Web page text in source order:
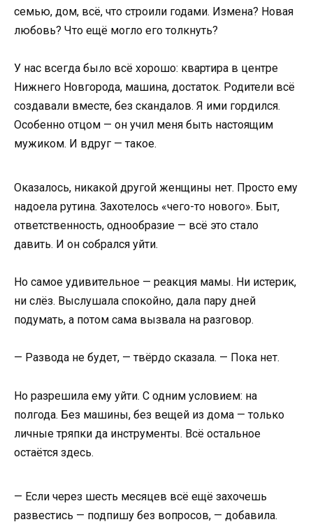
семью, дом, всё, что строили годами. Измена? Новая
любовь? Что ещё могло его толкнуть?
У нас всегда было всё хорошо: квартира в центре
Нижнего Новгорода, машина, достаток. Родители всё
создавали вместе, без скандалов. Я ими гордился.
Особенно отцом — он учил меня быть настоящим
мужиком. И вдруг — такое.
Оказалось, никакой другой женщины нет. Просто ему
надоела рутина. Захотелось «чего-то нового». Быт,
ответственность, однообразие — всё это стало
давить. И он собрался уйти.
Но самое удивительное — реакция мамы. Ни истерик,
ни слёз. Выслушала спокойно, дала пару дней
подумать, а потом сама вызвала на разговор.
— Развода не будет, — твёрдо сказала. — Пока нет.
Но разрешила ему уйти. С одним условием: на
полгода. Без машины, без вещей из дома — только
личные тряпки да инструменты. Всё остальное
остаётся здесь.
— Если через шесть месяцев всё ещё захочешь
развестись — подпишу без вопросов, — добавила.